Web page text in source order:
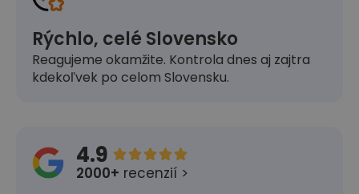
Rýchlo, celé Slovensko
Reagujeme okamžite. Kontrola dnes aj zajtra
kdekoľvek po celom Slovensku.
4.9 
2000+ recenzií >